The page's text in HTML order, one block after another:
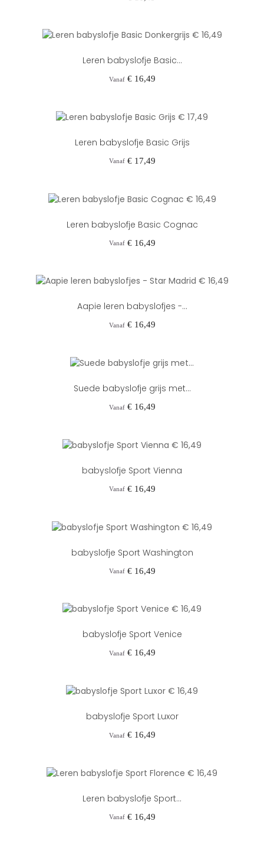
Leren babyslofje Basic...
Vanaf Prijs
€ 16,49
Leren babyslofje Basic Grijs
Vanaf Prijs
€ 17,49
Leren babyslofje Basic Cognac
Vanaf Prijs
€ 16,49
Aapie leren babyslofjes -...
Vanaf Prijs
€ 16,49
Suede babyslofje grijs met...
Vanaf Prijs
€ 16,49
babyslofje Sport Vienna
Vanaf Prijs
€ 16,49
babyslofje Sport Washington
Vanaf Prijs
€ 16,49
babyslofje Sport Venice
Vanaf Prijs
€ 16,49
babyslofje Sport Luxor
Vanaf Prijs
€ 16,49
Leren babyslofje Sport...
Vanaf Prijs
€ 16,49